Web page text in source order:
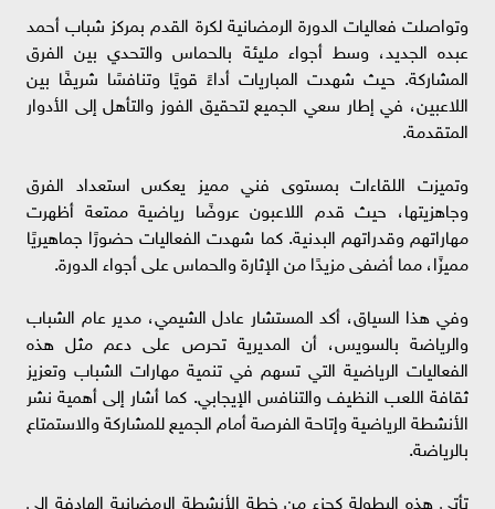
وتواصلت فعاليات الدورة الرمضانية لكرة القدم بمركز شباب أحمد
عبده الجديد، وسط أجواء مليئة بالحماس والتحدي بين الفرق
المشاركة. حيث شهدت المباريات أداءً قويًا وتنافسًا شريفًا بين
اللاعبين، في إطار سعي الجميع لتحقيق الفوز والتأهل إلى الأدوار
المتقدمة.
وتميزت اللقاءات بمستوى فني مميز يعكس استعداد الفرق
وجاهزيتها، حيث قدم اللاعبون عروضًا رياضية ممتعة أظهرت
مهاراتهم وقدراتهم البدنية. كما شهدت الفعاليات حضورًا جماهيريًا
مميزًا، مما أضفى مزيدًا من الإثارة والحماس على أجواء الدورة.
وفي هذا السياق، أكد المستشار عادل الشيمي، مدير عام الشباب
والرياضة بالسويس، أن المديرية تحرص على دعم مثل هذه
الفعاليات الرياضية التي تسهم في تنمية مهارات الشباب وتعزيز
ثقافة اللعب النظيف والتنافس الإيجابي. كما أشار إلى أهمية نشر
الأنشطة الرياضية وإتاحة الفرصة أمام الجميع للمشاركة والاستمتاع
بالرياضة.
تأتي هذه البطولة كجزء من خطة الأنشطة الرمضانية الهادفة إلى